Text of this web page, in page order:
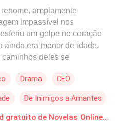
amplamente
impassível nos
um golpe no coração
ainda era menor de idade.
deles se
em uma mulher
Drama CEO
De Inimigos a Amantes
A Rebelde do CEO Download gratuito de Novelas Online em PDF